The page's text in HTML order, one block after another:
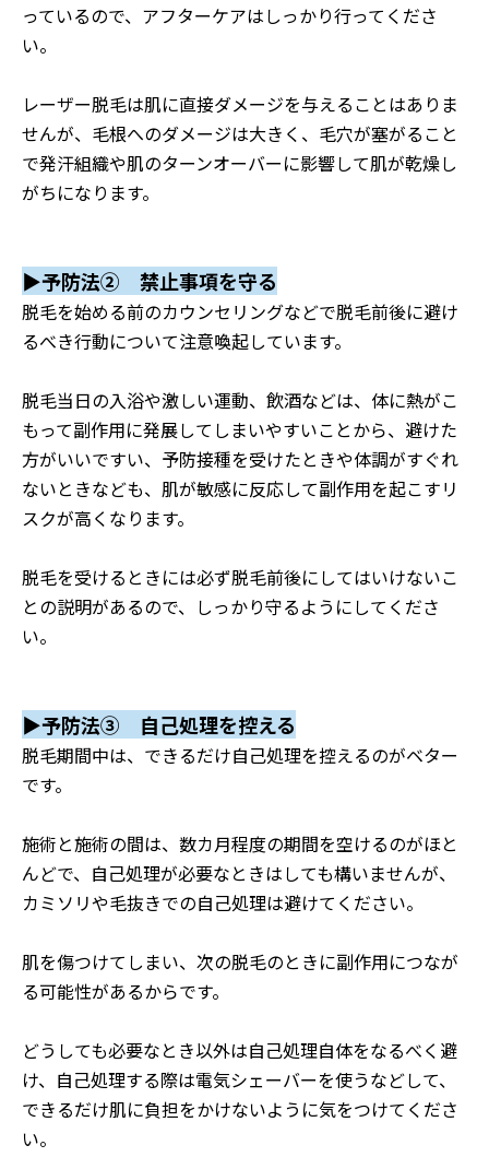
っているので、アフターケアはしっかり行ってくださ
い。
レーザー脱毛は肌に直接ダメージを与えることはありま
せんが、毛根へのダメージは大きく、毛穴が塞がること
で発汗組織や肌のターンオーバーに影響して肌が乾燥し
がちになります。
▶予防法② 禁止事項を守る
脱毛を始める前のカウンセリングなどで脱毛前後に避け
るべき行動について注意喚起しています。
脱毛当日の入浴や激しい運動、飲酒などは、体に熱がこ
もって副作用に発展してしまいやすいことから、避けた
方がいいですい、予防接種を受けたときや体調がすぐれ
ないときなども、肌が敏感に反応して副作用を起こすリ
スクが高くなります。
脱毛を受けるときには必ず脱毛前後にしてはいけないこ
との説明があるので、しっかり守るようにしてくださ
い。
▶予防法③ 自己処理を控える
脱毛期間中は、できるだけ自己処理を控えるのがベター
です。
施術と施術の間は、数カ月程度の期間を空けるのがほと
んどで、自己処理が必要なときはしても構いませんが、
カミソリや毛抜きでの自己処理は避けてください。
肌を傷つけてしまい、次の脱毛のときに副作用につなが
る可能性があるからです。
どうしても必要なとき以外は自己処理自体をなるべく避
け、自己処理する際は電気シェーバーを使うなどして、
できるだけ肌に負担をかけないように気をつけてくださ
い。